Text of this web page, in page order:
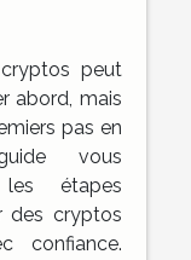
peut
abord, mais
pas en
vous
étapes
des cryptos
confiance.